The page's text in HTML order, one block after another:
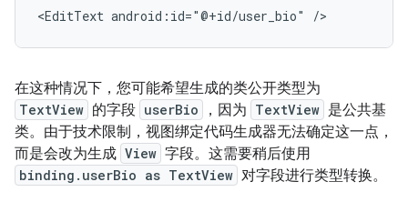
<EditText android:id="@+id/user_bio"
在这种情况下，您可能希望生成的类公开类型为
TextView 的字段 userBio ，因为 TextView 是公共基
类。由于技术限制，视图绑定代码生成器无法确定这一点，
而是会改为生成 View 字段。这需要稍后使用
binding.userBio as TextView 对字段进行类型转换。